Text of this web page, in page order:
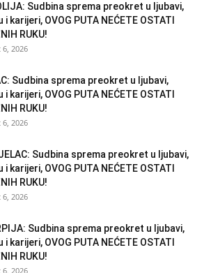
Sudbina sprema preokret u ljubavi,
i karijeri, OVOG PUTA NEĆETE OSTATI
RUKU!
2026
Sudbina sprema preokret u ljubavi,
i karijeri, OVOG PUTA NEĆETE OSTATI
RUKU!
2026
Sudbina sprema preokret u ljubavi,
i karijeri, OVOG PUTA NEĆETE OSTATI
RUKU!
2026
Sudbina sprema preokret u ljubavi,
i karijeri, OVOG PUTA NEĆETE OSTATI
RUKU!
2026